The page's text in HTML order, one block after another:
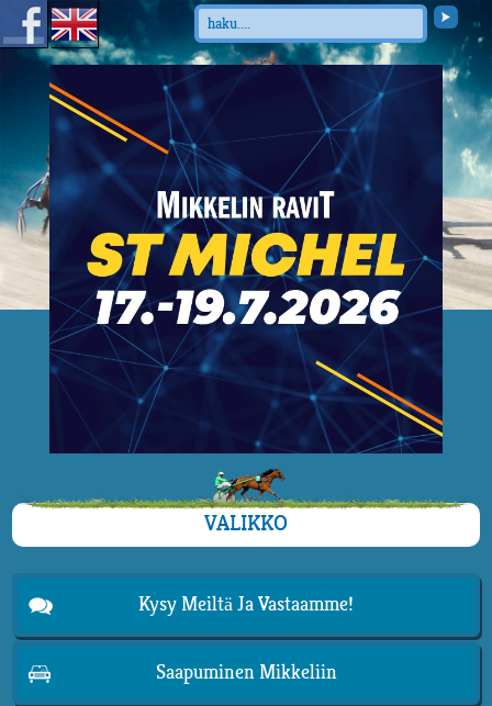
VALIKKO
Kysy Meiltä Ja Vastaamme!
Saapuminen Mikkeliin